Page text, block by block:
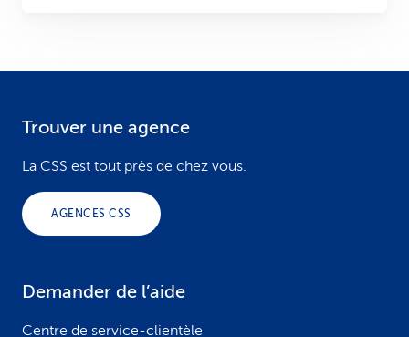
Trouver une agence
La CSS est tout près de chez vous.
AGENCES CSS
Demander de l’aide
Centre de service-clientèle